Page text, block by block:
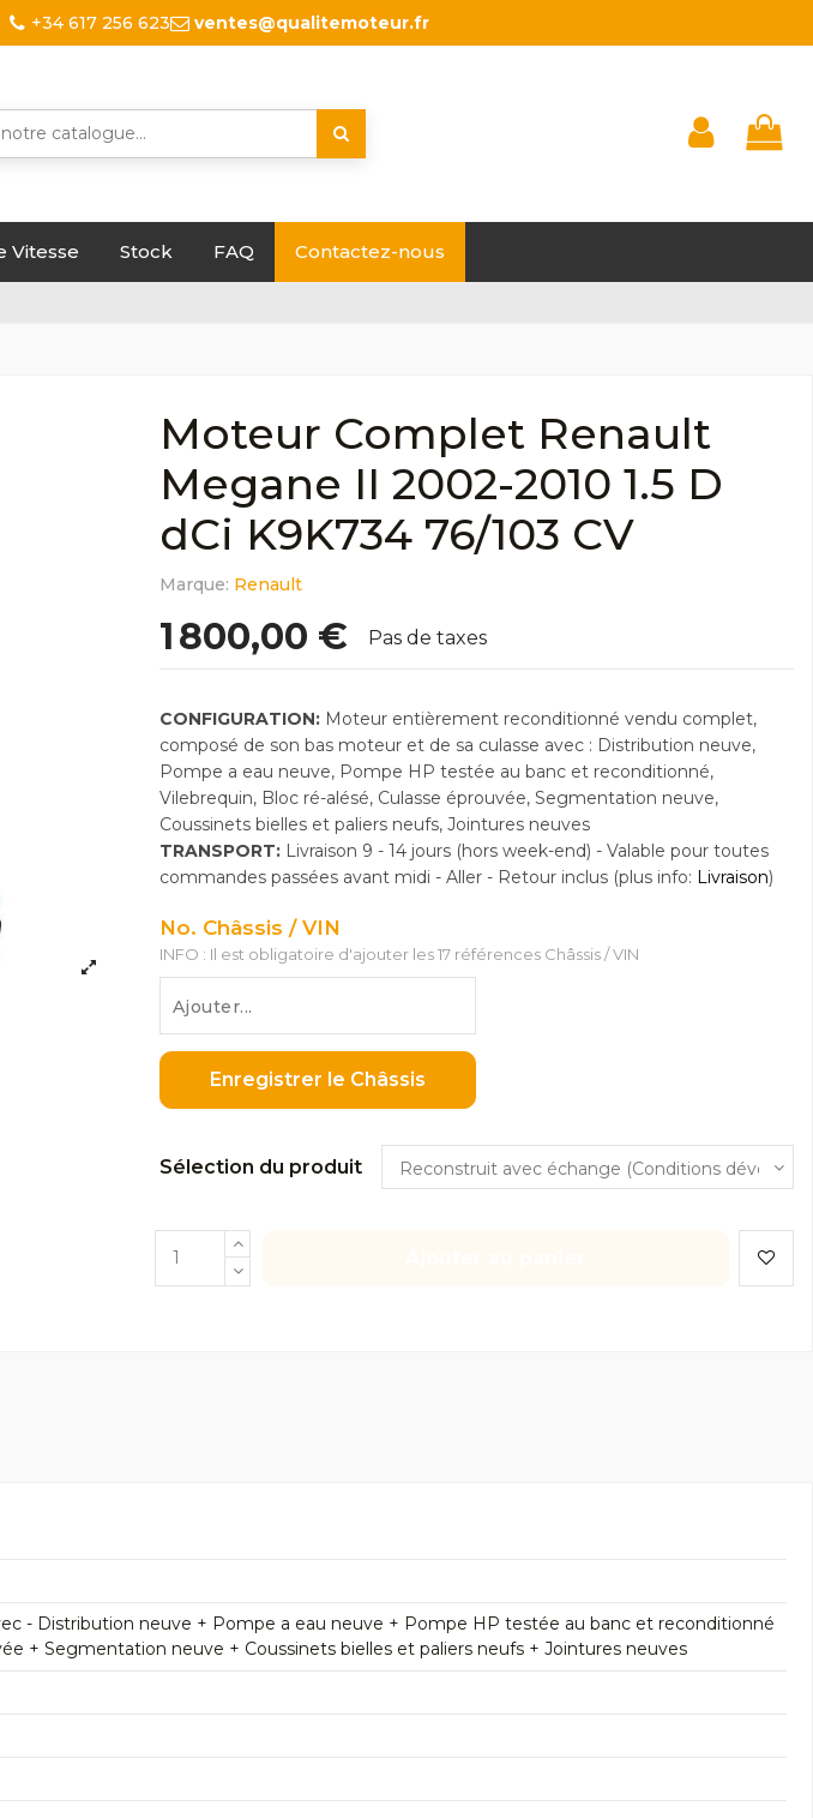
+34 617 256 623 ventes@qualitemoteur.fr
Vitesse Stock FAQ Contactez-nous
Moteur Complet Renault
Megane II 2002-2010 1.5 D
dCi K9K734 76/103 CV
Marque: Renault
1 800,00 € Pas de taxes
CONFIGURATION:Moteur entièrement reconditionné vendu complet,
composé de son bas moteur et de sa culasse avec : Distribution neuve,
Pompe a eau neuve, Pompe HP testée au banc et reconditionné,
Vilebrequin, Bloc ré-alésé, Culasse éprouvée, Segmentation neuve,
Coussinets bielles et paliers neufs, Jointures neuves
TRANSPORT: Livraison 9 - 14 jours (hors week-end) - Valable pour toutes
commandes passées avant midi - Aller - Retour inclus (plus info: Livraison)
No. Châssis / VIN
INFO : Il est obligatoire d'ajouter les 17 références Châssis / VIN
Enregistrer le Châssis
Sélection du produit
- Distribution neuve + Pompe a eau neuve + Pompe HP testée au banc et reconditionné
+ Segmentation neuve + Coussinets bielles et paliers neufs + Jointures neuves